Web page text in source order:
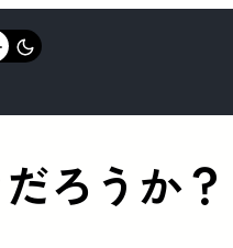
ろうか？